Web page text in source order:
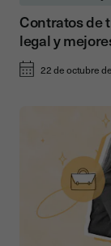
Contratos de
legal y
22 de octubre